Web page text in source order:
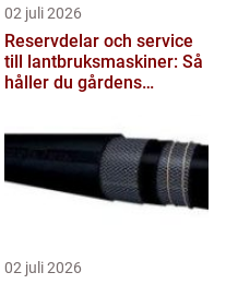
02 juli 2026
Reservdelar och service
till lantbruksmaskiner: Så
håller du gårdens
02 juli 2026